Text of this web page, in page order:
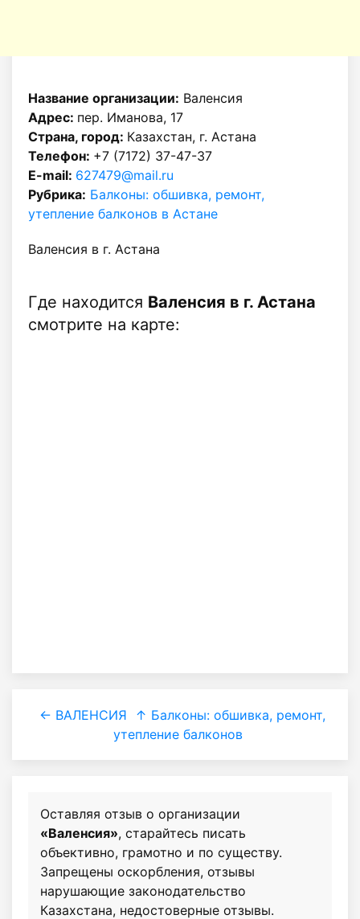
Название организации: Валенсия
Адрес: пер. Иманова, 17
Страна, город: Казахстан, г. Астана
Телефон: +7 (7172) 37-47-37
E-mail: 627479@mail.ru
Рубрика: Балконы: обшивка, ремонт,
утепление балконов в Астане
Валенсия в г. Астана
Где находится Валенсия в г. Астана
смотрите на карте:
← ВАЛЕНСИЯ
↑ Балконы: обшивка, ремонт,
утепление балконов
Оставляя отзыв о организации
«Валенсия», старайтесь писать
объективно, грамотно и по существу.
Запрещены оскорбления, отзывы
нарушающие законодательство
Казахстана, недостоверные отзывы.